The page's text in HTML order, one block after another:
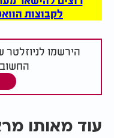
לקבוצות
הירשמו
עוד מאותו